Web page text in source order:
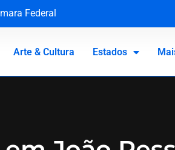
Federal
sexual
e não gera dano moral
Arte & Cultura Estados